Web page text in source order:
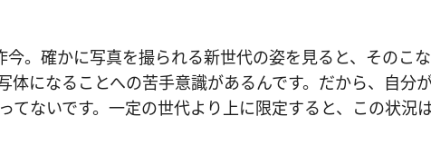
。確かに写真を撮られる新世代の姿を見ると、そのこな
体になることへの苦手意識があるんです。だから、自分
てないです。一定の世代より上に限定すると、この状況